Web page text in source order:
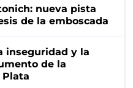
nueva pista
de la emboscada
inseguridad y la
de la